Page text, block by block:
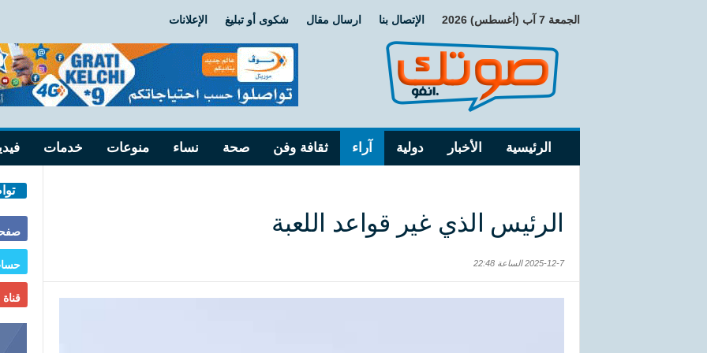
الجمعة 7 آب (أغسطس) 2026 الإتصال بنا ارسال مقال شكوى أو تبليغ الإعلانات
الرئيسية الأخبار دولية آراء ثقافة وفن صحة نساء منوعات خدمات
الرئيس الذي غير قواعد اللعبة
2025-12-7 الساعة 22:48